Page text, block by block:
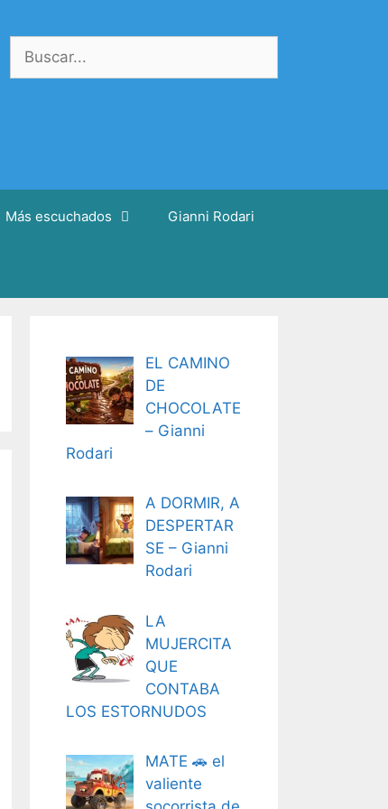
Buscar:
Más escuchados Gianni Rodari
EL CAMINO
DE
CHOCOLATE
– Gianni
Rodari
A DORMIR, A
DESPERTAR
SE – Gianni
Rodari
LA
MUJERCITA
QUE
CONTABA
LOS ESTORNUDOS
MATE 🚗 el
valiente